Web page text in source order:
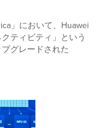
」において、Huawei
ティビティ」という
グレードされた